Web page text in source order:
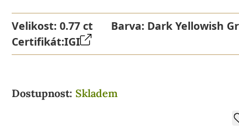
Velikost: 0.77 ct Barva: Dark Yellowish
Certifikát:IGI
Dostupnost: Skladem